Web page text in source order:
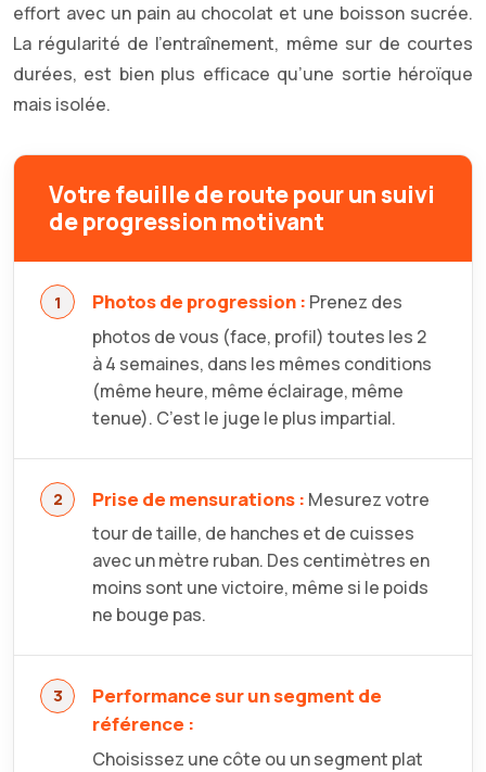
effort avec un pain au chocolat et une boisson sucrée.
La régularité de l’entraînement, même sur de courtes
durées, est bien plus efficace qu’une sortie héroïque
mais isolée.
Votre feuille de route pour un suivi
de progression motivant
Photos de progression : Prenez des
photos de vous (face, profil) toutes les 2
à 4 semaines, dans les mêmes conditions
(même heure, même éclairage, même
tenue). C’est le juge le plus impartial.
Prise de mensurations : Mesurez votre
tour de taille, de hanches et de cuisses
avec un mètre ruban. Des centimètres en
moins sont une victoire, même si le poids
ne bouge pas.
Performance sur un segment de
référence :
Choisissez une côte ou un segment plat